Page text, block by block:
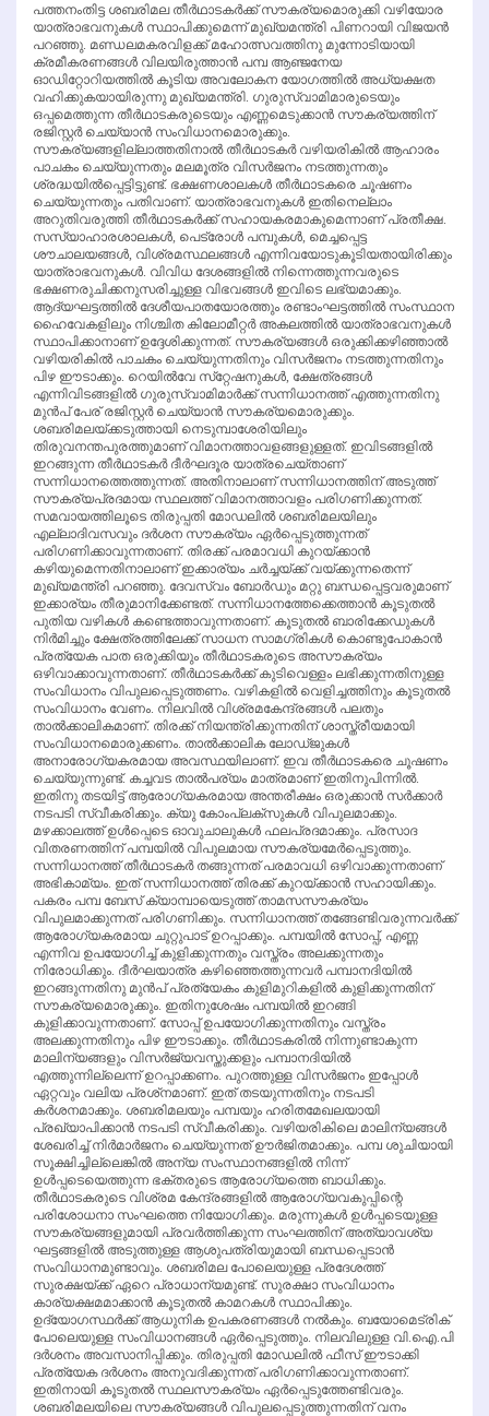
പത്തനംതിട്ട ശബരിമല തീര്‍ഥാടകര്‍ക്ക് സൗകര്യമൊരുക്കി വഴിയോര
യാത്രാഭവനുകള്‍ സ്ഥാപിക്കുമെന്ന് മുഖ്യമന്ത്രി പിണറായി വിജയന്‍
പറഞ്ഞു. മണ്ഡലമകരവിളക്ക് മഹോത്സവത്തിനു മുന്നോടിയായി
ക്രമീകരണങ്ങള്‍ വിലയിരുത്താന്‍ പമ്പ ആഞ്ജനേയ
ഓഡിറ്റോറിയത്തില്‍ കൂടിയ അവലോകന യോഗത്തില്‍ അധ്യക്ഷത
വഹിക്കുകയായിരുന്നു മുഖ്യമന്ത്രി. ഗുരുസ്വാമിമാരുടെയും
ഒപ്പമെത്തുന്ന തീര്‍ഥാടകരുടെയും എണ്ണമെടുക്കാന്‍ സൗകര്യത്തിന്
രജിസ്റ്റര്‍ ചെയ്യാന്‍ സംവിധാനമൊരുക്കും.
സൗകര്യങ്ങളില്ലാത്തതിനാല്‍ തീര്‍ഥാടകര്‍ വഴിയരികില്‍ ആഹാരം
പാചകം ചെയ്യുന്നതും മലമൂത്ര വിസര്‍ജനം നടത്തുന്നതും
ശ്രദ്ധയില്‍പ്പെട്ടിട്ടുണ്ട്. ഭക്ഷണശാലകള്‍ തീര്‍ഥാടകരെ ചൂഷണം
ചെയ്യുന്നതും പതിവാണ്. യാത്രാഭവനുകള്‍ ഇതിനെല്ലാം
അറുതിവരുത്തി തീര്‍ഥാടകര്‍ക്ക് സഹായകരമാകുമെന്നാണ് പ്രതീക്ഷ.
സസ്യാഹാരശാലകള്‍, പെട്രോള്‍ പമ്പുകള്‍, മെച്ചപ്പെട്ട
ശൗചാലയങ്ങള്‍, വിശ്രമസ്ഥലങ്ങള്‍ എന്നിവയോടുകൂടിയതായിരിക്കും
യാത്രാഭവനുകള്‍. വിവിധ ദേശങ്ങളില്‍ നിന്നെത്തുന്നവരുടെ
ഭക്ഷണരുചിക്കനുസരിച്ചുള്ള വിഭവങ്ങള്‍ ഇവിടെ ലഭ്യമാക്കും.
ആദ്യഘട്ടത്തില്‍ ദേശീയപാതയോരത്തും രണ്ടാംഘട്ടത്തില്‍ സംസ്ഥാന
ഹൈവേകളിലും നിശ്ചിത കിലോമീറ്റര്‍ അകലത്തില്‍ യാത്രാഭവനുകള്‍
സ്ഥാപിക്കാനാണ് ഉദ്ദേശിക്കുന്നത്. സൗകര്യങ്ങള്‍ ഒരുക്കിക്കഴിഞ്ഞാല്‍
വഴിയരികില്‍ പാചകം ചെയ്യുന്നതിനും വിസര്‍ജനം നടത്തുന്നതിനും
പിഴ ഈടാക്കും. റെയില്‍വേ സ്‌റ്റേഷനുകള്‍, ക്ഷേത്രങ്ങള്‍
എന്നിവിടങ്ങളില്‍ ഗുരുസ്വാമിമാര്‍ക്ക് സന്നിധാനത്ത് എത്തുന്നതിനു
മുന്‍പ് പേര് രജിസ്റ്റര്‍ ചെയ്യാന്‍ സൗകര്യമൊരുക്കും.
ശബരിമലയ്ക്കടുത്തായി നെടുമ്പാശേരിയിലും
തിരുവനന്തപുരത്തുമാണ് വിമാനത്താവളങ്ങളുള്ളത്. ഇവിടങ്ങളില്‍
ഇറങ്ങുന്ന തീര്‍ഥാടകര്‍ ദീര്‍ഘദൂര യാത്രചെയ്താണ്
സന്നിധാനത്തെത്തുന്നത്. അതിനാലാണ് സന്നിധാനത്തിന് അടുത്ത്
സൗകര്യപ്രദമായ സ്ഥലത്ത് വിമാനത്താവളം പരിഗണിക്കുന്നത്.
സമവായത്തിലൂടെ തിരുപ്പതി മോഡലില്‍ ശബരിമലയിലും
എല്ലാദിവസവും ദര്‍ശന സൗകര്യം ഏര്‍പ്പെടുത്തുന്നത്
പരിഗണിക്കാവുന്നതാണ്. തിരക്ക് പരമാവധി കുറയ്ക്കാന്‍
കഴിയുമെന്നതിനാലാണ് ഇക്കാര്യം ചര്‍ച്ചയ്ക്ക് വയ്ക്കുന്നതെന്ന്
മുഖ്യമന്ത്രി പറഞ്ഞു. ദേവസ്വം ബോര്‍ഡും മറ്റു ബന്ധപ്പെട്ടവരുമാണ്
ഇക്കാര്യം തീരുമാനിക്കേണ്ടത്. സന്നിധാനത്തേക്കെത്താന്‍ കൂടുതല്‍
പുതിയ വഴികള്‍ കണ്ടെത്താവുന്നതാണ്. കൂടുതല്‍ ബാരിക്കേഡുകള്‍
നിര്‍മിച്ചും ക്ഷേത്രത്തിലേക്ക് സാധന സാമഗ്രികള്‍ കൊണ്ടുപോകാന്‍
പ്രത്യേക പാത ഒരുക്കിയും തീര്‍ഥാടകരുടെ അസൗകര്യം
ഒഴിവാക്കാവുന്നതാണ്. തീര്‍ഥാടകര്‍ക്ക് കുടിവെള്ളം ലഭിക്കുന്നതിനുള്ള
സംവിധാനം വിപുലപ്പെടുത്തണം. വഴികളില്‍ വെളിച്ചത്തിനും കൂടുതല്‍
സംവിധാനം വേണം. നിലവില്‍ വിശ്രമകേന്ദ്രങ്ങള്‍ പലതും
താല്‍ക്കാലികമാണ്. തിരക്ക് നിയന്ത്രിക്കുന്നതിന് ശാസ്ത്രീയമായി
സംവിധാനമൊരുക്കണം. താല്‍ക്കാലിക ലോഡ്ജുകള്‍
അനാരോഗ്യകരമായ അവസ്ഥയിലാണ്. ഇവ തീര്‍ഥാടകരെ ചൂഷണം
ചെയ്യുന്നുണ്ട്. കച്ചവട താല്‍പര്യം മാത്രമാണ് ഇതിനുപിന്നില്‍.
ഇതിനു തടയിട്ട് ആരോഗ്യകരമായ അന്തരീക്ഷം ഒരുക്കാന്‍ സര്‍ക്കാര്‍
നടപടി സ്വീകരിക്കും. ക്യു കോംപ്ലക്‌സുകള്‍ വിപുലമാക്കും.
മഴക്കാലത്ത് ഉള്‍പ്പെടെ ഓവുചാലുകള്‍ ഫലപ്രദമാക്കും. പ്രസാദ
വിതരണത്തിന് പമ്പയില്‍ വിപുലമായ സൗകര്യമേര്‍പ്പെടുത്തും.
സന്നിധാനത്ത് തീര്‍ഥാടകര്‍ തങ്ങുന്നത് പരമാവധി ഒഴിവാക്കുന്നതാണ്
അഭികാമ്യം. ഇത് സന്നിധാനത്ത് തിരക്ക് കുറയ്ക്കാന്‍ സഹായിക്കും.
പകരം പമ്പ ബേസ് ക്യാമ്പായെടുത്ത് താമസസൗകര്യം
വിപുലമാക്കുന്നത് പരിഗണിക്കും. സന്നിധാനത്ത് തങ്ങേണ്ടിവരുന്നവര്‍ക്ക്
ആരോഗ്യകരമായ ചുറ്റുപാട് ഉറപ്പാക്കും. പമ്പയില്‍ സോപ്പ്, എണ്ണ
എന്നിവ ഉപയോഗിച്ച് കുളിക്കുന്നതും വസ്ത്രം അലക്കുന്നതും
നിരോധിക്കും. ദീര്‍ഘയാത്ര കഴിഞ്ഞെത്തുന്നവര്‍ പമ്പാനദിയില്‍
ഇറങ്ങുന്നതിനു മുന്‍പ് പ്രത്യേകം കുളിമുറികളില്‍ കുളിക്കുന്നതിന്
സൗകര്യമൊരുക്കും. ഇതിനുശേഷം പമ്പയില്‍ ഇറങ്ങി
കുളിക്കാവുന്നതാണ്. സോപ്പ് ഉപയോഗിക്കുന്നതിനും വസ്ത്രം
അലക്കുന്നതിനും പിഴ ഈടാക്കും. തീര്‍ഥാടകരില്‍ നിന്നുണ്ടാകുന്ന
മാലിന്യങ്ങളും വിസര്‍ജ്യവസ്തുക്കളും പമ്പാനദിയില്‍
എത്തുന്നില്ലെന്ന് ഉറപ്പാക്കണം. പുറത്തുള്ള വിസര്‍ജനം ഇപ്പോള്‍
ഏറ്റവും വലിയ പ്രശ്‌നമാണ്. ഇത് തടയുന്നതിനും നടപടി
കര്‍ശനമാക്കും. ശബരിമലയും പമ്പയും ഹരിതമേഖലയായി
പ്രഖ്യാപിക്കാന്‍ നടപടി സ്വീകരിക്കും. വഴിയരികിലെ മാലിന്യങ്ങള്‍
ശേഖരിച്ച് നിര്‍മാര്‍ജനം ചെയ്യുന്നത് ഊര്‍ജിതമാക്കും. പമ്പ ശുചിയായി
സൂക്ഷിച്ചില്ലെങ്കില്‍ അന്യ സംസ്ഥാനങ്ങളില്‍ നിന്ന്
ഉള്‍പ്പടെയെത്തുന്ന ഭക്തരുടെ ആരോഗ്യത്തെ ബാധിക്കും.
തീര്‍ഥാടകരുടെ വിശ്രമ കേന്ദ്രങ്ങളില്‍ ആരോഗ്യവകുപ്പിന്റെ
പരിശോധനാ സംഘത്തെ നിയോഗിക്കും. മരുന്നുകള്‍ ഉള്‍പ്പടെയുള്ള
സൗകര്യങ്ങളുമായി പ്രവര്‍ത്തിക്കുന്ന സംഘത്തിന് അത്യാവശ്യ
ഘട്ടങ്ങളില്‍ അടുത്തുള്ള ആശുപത്രിയുമായി ബന്ധപ്പെടാന്‍
സംവിധാനമുണ്ടാവും. ശബരിമല പോലെയുള്ള പ്രദേശത്ത്
സുരക്ഷയ്ക്ക് ഏറെ പ്രാധാന്യമുണ്ട്. സുരക്ഷാ സംവിധാനം
കാര്യക്ഷമമാക്കാന്‍ കൂടുതല്‍ കാമറകള്‍ സ്ഥാപിക്കും.
ഉദ്യോഗസ്ഥര്‍ക്ക് ആധുനിക ഉപകരണങ്ങള്‍ നല്‍കും. ബയോമെട്രിക്
പോലെയുള്ള സംവിധാനങ്ങള്‍ ഏര്‍പ്പെടുത്തും. നിലവിലുള്ള വി.ഐ.പി
ദര്‍ശനം അവസാനിപ്പിക്കും. തിരുപ്പതി മോഡലില്‍ ഫീസ് ഈടാക്കി
പ്രത്യേക ദര്‍ശനം അനുവദിക്കുന്നത് പരിഗണിക്കാവുന്നതാണ്.
ഇതിനായി കൂടുതല്‍ സ്ഥലസൗകര്യം ഏര്‍പ്പെടുത്തേണ്ടിവരും.
ശബരിമലയിലെ സൗകര്യങ്ങള്‍ വിപുലപ്പെടുത്തുന്നതിന് വനം